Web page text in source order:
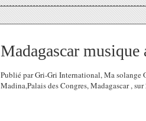
Madagascar
Publié par Gri-Gri International, Ma solange
Madina,Palais des Congres, Madagascar ,